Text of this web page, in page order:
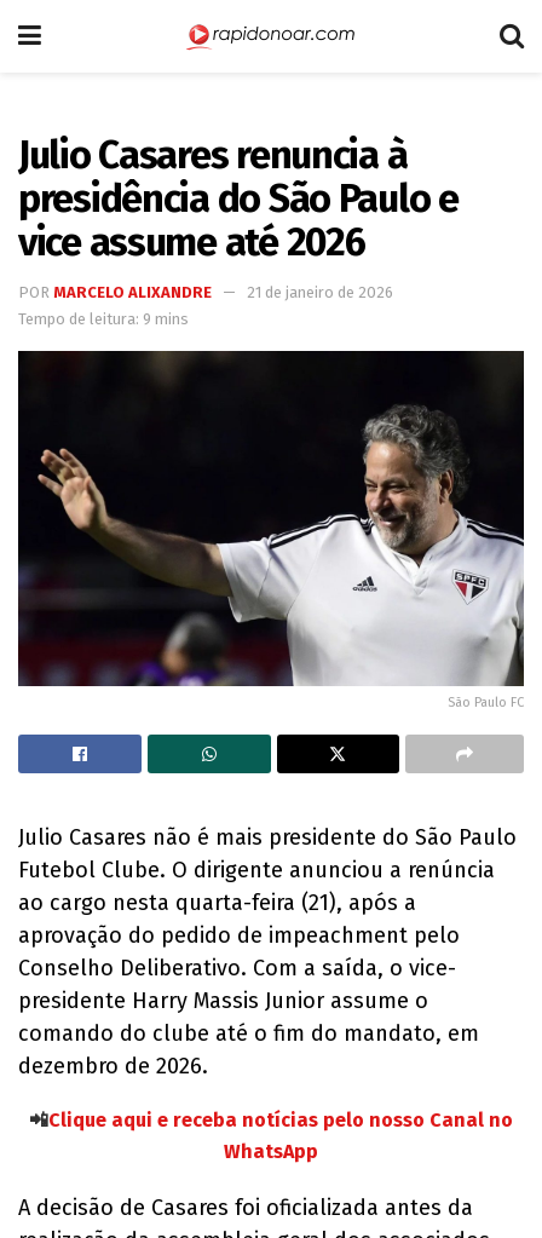
Julio Casares renuncia à
presidência do São Paulo e
vice assume até 2026
POR MARCELO ALIXANDRE
21 de janeiro de 2026
Tempo de leitura: 9 mins
São Paulo FC
Julio Casares não é mais presidente do São Paulo
Futebol Clube. O dirigente anunciou a renúncia
ao cargo nesta quarta-feira (21), após a
aprovação do pedido de impeachment pelo
Conselho Deliberativo. Com a saída, o vice-
presidente Harry Massis Junior assume o
comando do clube até o fim do mandato, em
dezembro de 2026.
📲Clique aqui e receba notícias pelo nosso Canal no
WhatsApp
A decisão de Casares foi oficializada antes da